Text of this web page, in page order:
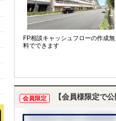
FP相談キャッシュフローの作成無
料でできます
会員限定 【会員様限定で公